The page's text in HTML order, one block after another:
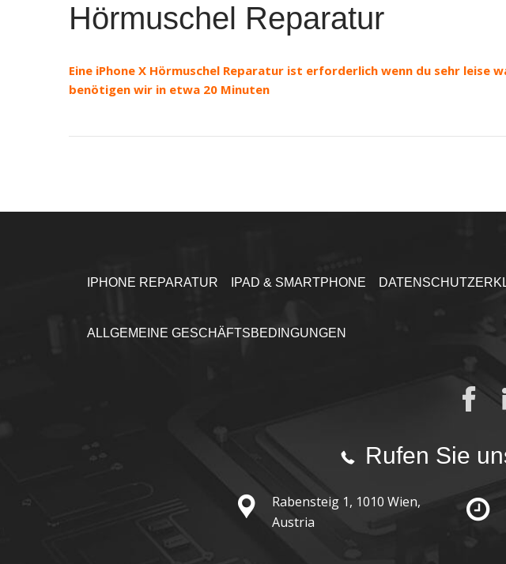
Hörmuschel Reparatur
Eine iPhone X Hörmuschel Reparatur ist erforderlich wenn du sehr
benötigen wir in etwa 20 Minuten
IPHONE REPARATUR IPAD & SMARTPHONE
ALLGEMEINE GESCHÄFTSBEDINGUNGEN
Rufen Sie
Rabensteig 1, 1010 Wien,
Austria